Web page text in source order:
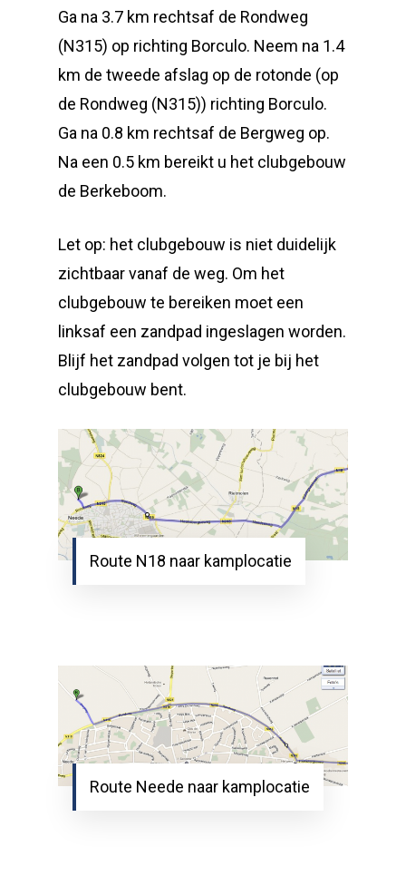
Ga na 3.7 km rechtsaf de Rondweg
(N315) op richting Borculo. Neem na 1.4
km de tweede afslag op de rotonde (op
de Rondweg (N315)) richting Borculo.
Ga na 0.8 km rechtsaf de Bergweg op.
Na een 0.5 km bereikt u het clubgebouw
de Berkeboom.
Let op: het clubgebouw is niet duidelijk
zichtbaar vanaf de weg. Om het
clubgebouw te bereiken moet een
linksaf een zandpad ingeslagen worden.
Blijf het zandpad volgen tot je bij het
clubgebouw bent.
Route N18 naar kamplocatie
Route Neede naar kamplocatie